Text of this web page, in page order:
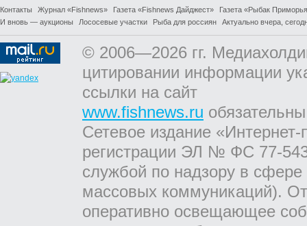
Контакты Журнал «Fishnews» Газета «Fishnews Дайджест»
Газета «Рыбак
И вновь — аукционы
Лососевые участки Рыба для россиян Актуально вчера,
© 2006—2026 гг.
цитировании информации
ссылки на сайт
www.fishnews.ru
Сетевое издание
регистрации ЭЛ № ФС 77-
службой по надзору в
массовых коммуникаций).
оперативно освещающее